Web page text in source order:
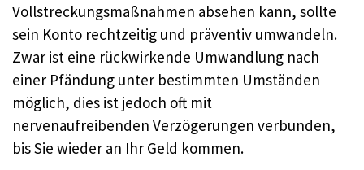
Vollstreckungsmaßnahmen absehen kann, sollte
sein Konto rechtzeitig und präventiv umwandeln.
Zwar ist eine rückwirkende Umwandlung nach
einer Pfändung unter bestimmten Umständen
möglich, dies ist jedoch oft mit
nervenaufreibenden Verzögerungen verbunden,
bis Sie wieder an Ihr Geld kommen.